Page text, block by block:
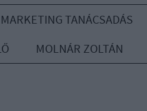
MARKETING TANÁCSADÁS
MOLNÁR ZOLTÁN